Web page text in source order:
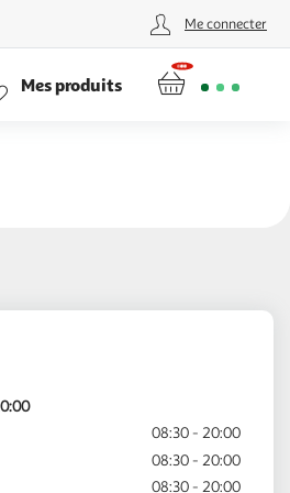
Me connecter
Mes produits
08:30 - 20:00
08:30 - 20:00
08:30 - 20:00